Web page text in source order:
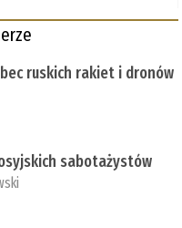
ruskich rakiet i dronów
sabotażystów